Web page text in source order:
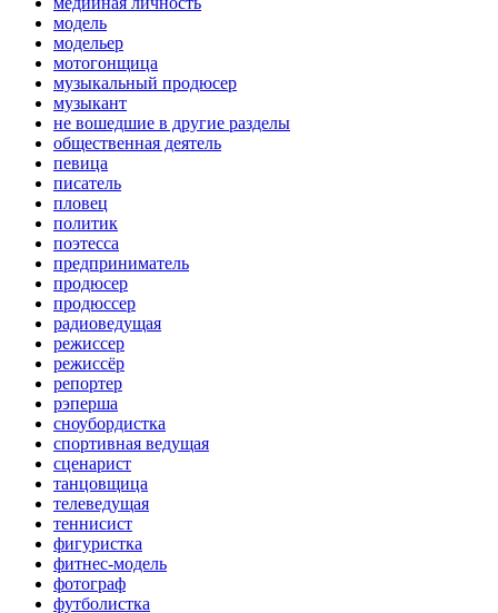
модель
модельер
мотогонщица
музыкальный продюсер
музыкант
не вошедшие в другие разделы
общественная деятель
певица
писатель
пловец
политик
поэтесса
предприниматель
продюсер
продюссер
радиоведущая
режиссер
режиссёр
репортер
рэперша
сноубордистка
спортивная ведущая
сценарист
танцовщица
телеведущая
теннисист
фигуристка
фитнес-модель
фотограф
футболистка